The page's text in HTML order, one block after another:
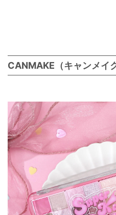
CANMAKE（キャンメイ